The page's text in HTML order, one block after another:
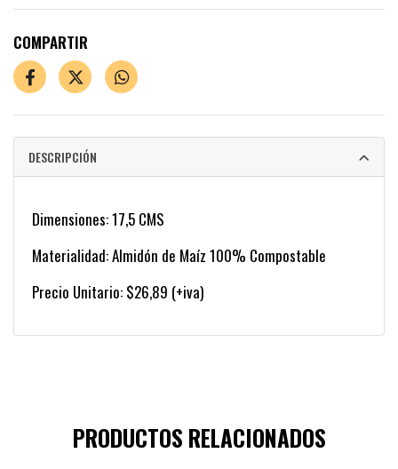
COMPARTIR
DESCRIPCIÓN
Dimensiones: 17,5 CMS
Materialidad: Almidón de Maíz 100% Compostable
Precio Unitario: $26,89 (+iva)
PRODUCTOS RELACIONADOS